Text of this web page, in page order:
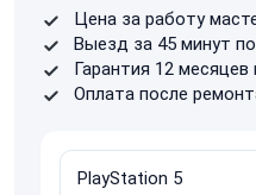
Цена за работу
Выезд за 45 минут
Гарантия 12
Оплата после